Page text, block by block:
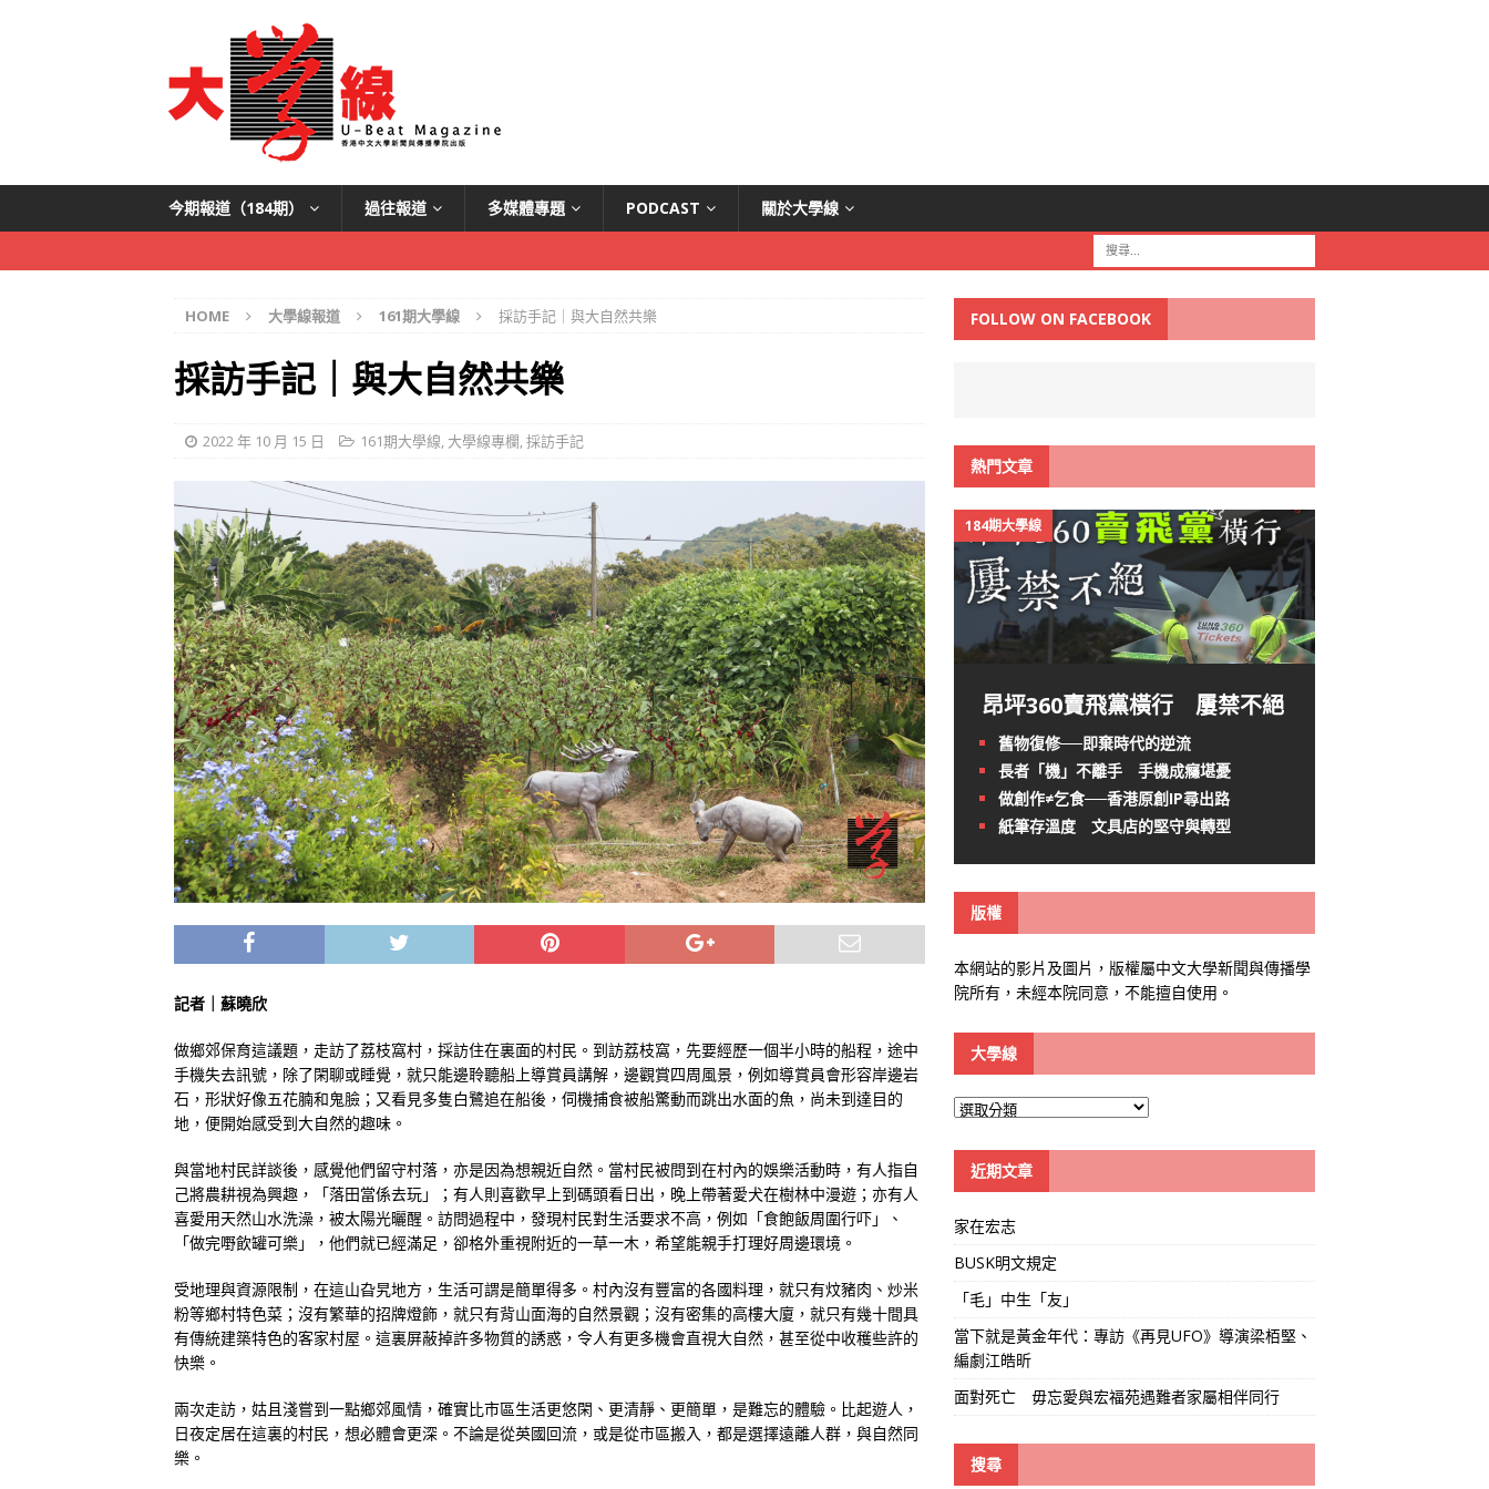
今期報道（184期） 過往報道 多媒體專題 PODCAST 關於大學線
HOME 大學線報道 161期大學線 採訪手記｜與大自然共樂
採訪手記｜與大自然共樂
2022 年 10 月 15 日 161期大學線, 大學線專欄,採訪手記
記者｜蘇曉欣
做鄉郊保育這議題，走訪了荔枝窩村，採訪住在裏面的村民。到訪荔枝窩，先要經歷一個半小時的船程，途中
手機失去訊號，除了閑聊或睡覺，就只能邊聆聽船上導賞員講解，邊觀賞四周風景，例如導賞員會形容岸邊岩
石，形狀好像五花腩和鬼臉；又看見多隻白鷺追在船後，伺機捕食被船驚動而跳出水面的魚，尚未到達目的
地，便開始感受到大自然的趣味。
與當地村民詳談後，感覺他們留守村落，亦是因為想親近自然。當村民被問到在村內的娛樂活動時，有人指自
己將農耕視為興趣，「落田當係去玩」；有人則喜歡早上到碼頭看日出，晚上帶著愛犬在樹林中漫遊；亦有人
喜愛用天然山水洗澡，被太陽光曬醒。訪問過程中，發現村民對生活要求不高，例如「食飽飯周圍行吓」、
「做完嘢飲罐可樂」，他們就已經滿足，卻格外重視附近的一草一木，希望能親手打理好周邊環境。
受地理與資源限制，在這山旮旯地方，生活可謂是簡單得多。村內沒有豐富的各國料理，就只有炆豬肉、炒米
粉等鄉村特色菜；沒有繁華的招牌燈飾，就只有背山面海的自然景觀；沒有密集的高樓大廈，就只有幾十間具
有傳統建築特色的客家村屋。這裏屏蔽掉許多物質的誘惑，令人有更多機會直視大自然，甚至從中收穫些許的
快樂。
兩次走訪，姑且淺嘗到一點鄉郊風情，確實比市區生活更悠閑、更清靜、更簡單，是難忘的體驗。比起遊人，
日夜定居在這裏的村民，想必體會更深。不論是從英國回流，或是從市區搬入，都是選擇遠離人群，與自然同
樂。
FOLLOW ON FACEBOOK
熱門文章
184期大學線
昂坪360賣飛黨橫行 屢禁不絕
舊物復修──即棄時代的逆流
長者「機」不離手 手機成癮堪憂
做創作≠乞食──香港原創IP尋出路
紙筆存溫度 文具店的堅守與轉型
版權
本網站的影片及圖片，版權屬中文大學新聞與傳播學
院所有，未經本院同意，不能擅自使用。
大學線
大
線
近期文章
家在宏志
BUSK明文規定
「毛」中生「友」
當下就是黃金年代：專訪《再見UFO》導演梁栢堅、
編劇江皓昕
面對死亡 毋忘愛與宏福苑遇難者家屬相伴同行
搜尋